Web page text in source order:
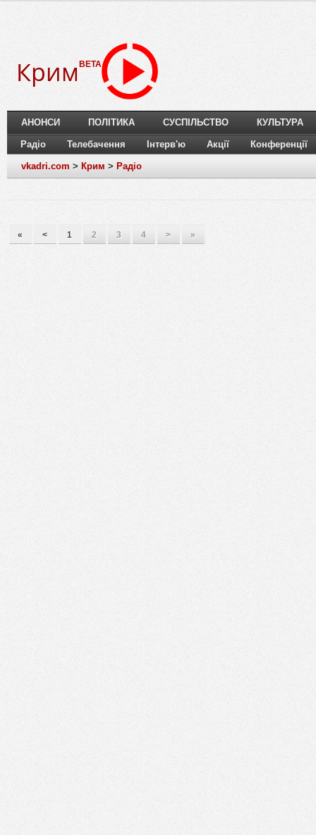
Крим BETA
АНОНСИ ПОЛІТИКА СУСПІЛЬСТВО КУЛЬТУРА
Радіо Телебачення Інтерв'ю Акції Конференції
vkadri.com > Крим > Радіо
« < 1 2 3 4 > »